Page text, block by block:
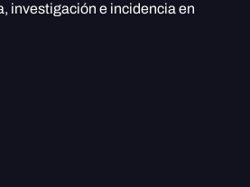
investigación e incidencia en